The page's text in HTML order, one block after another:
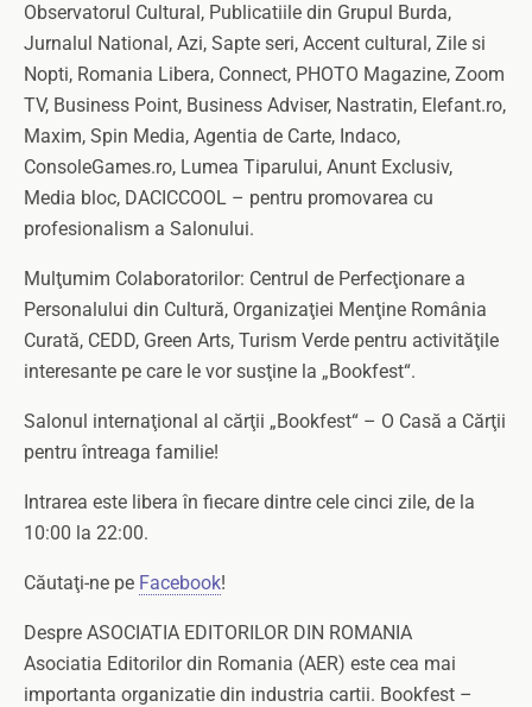
Observatorul Cultural, Publicatiile din Grupul Burda,
Jurnalul National, Azi, Sapte seri, Accent cultural, Zile si
Nopti, Romania Libera, Connect, PHOTO Magazine, Zoom
TV, Business Point, Business Adviser, Nastratin, Elefant.ro,
Maxim, Spin Media, Agentia de Carte, Indaco,
ConsoleGames.ro, Lumea Tiparului, Anunt Exclusiv,
Media bloc, DACICCOOL – pentru promovarea cu
profesionalism a Salonului.
Mulţumim Colaboratorilor: Centrul de Perfecţionare a
Personalului din Cultură, Organizaţiei Menţine România
Curată, CEDD, Green Arts, Turism Verde pentru activităţile
interesante pe care le vor susţine la „Bookfest“.
Salonul internaţional al cărţii „Bookfest“ – O Casă a Cărţii
pentru întreaga familie!
Intrarea este libera în fiecare dintre cele cinci zile, de la
10:00 la 22:00.
Căutaţi-ne pe Facebook!
Despre ASOCIATIA EDITORILOR DIN ROMANIA
Asociatia Editorilor din Romania (AER) este cea mai
importanta organizatie din industria cartii. Bookfest –